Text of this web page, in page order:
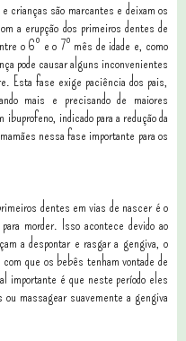
crianças são marcantes e deixam os
a erupção dos primeiros dentes de
o 6º e o 7º mês de idade e, como
pode causar alguns inconvenientes
Esta fase exige paciência dos pais,
mais e precisando de maiores
indicado para a redução da
nessa fase importante para os
dentes em vias de nascer é o
morder. Isso acontece devido ao
a despontar e rasgar a gengiva, o
que os bebês tenham vontade de
importante é que neste período eles
massagear suavemente a gengiva